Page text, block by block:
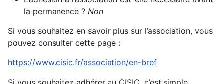
la permanence ? Non
Si vous souhaitez en savoir plus sur l’association, vous
pouvez consulter cette page :
https://www.cisic.fr/association/en-bref